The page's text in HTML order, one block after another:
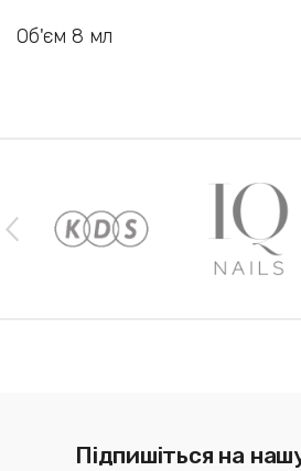
Об'єм 8 мл
Підпишіться на